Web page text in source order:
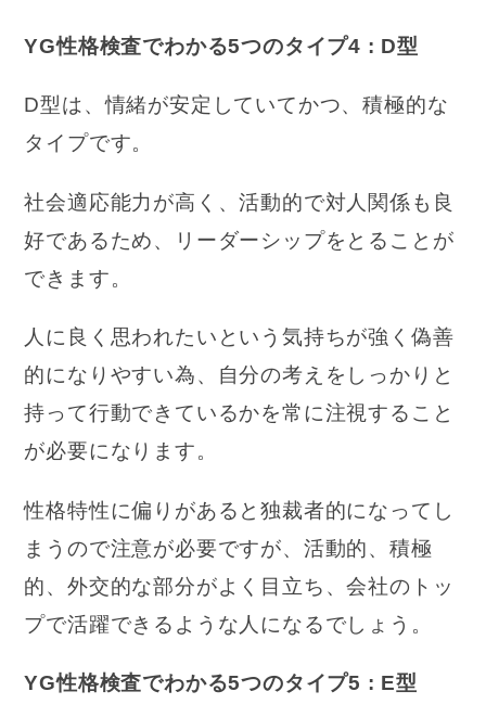
YG性格検査でわかる5つのタイプ4 : D型
D型は、情緒が安定していてかつ、積極的な
タイプです。
社会適応能力が高く、活動的で対人関係も良
好であるため、リーダーシップをとることが
できます。
人に良く思われたいという気持ちが強く偽善
的になりやすい為、自分の考えをしっかりと
持って行動できているかを常に注視すること
が必要になります。
性格特性に偏りがあると独裁者的になってし
まうので注意が必要ですが、活動的、積極
的、外交的な部分がよく目立ち、会社のトッ
プで活躍できるような人になるでしょう。
YG性格検査でわかる5つのタイプ5 : E型